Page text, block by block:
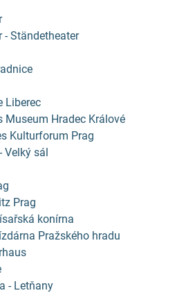
- Ständetheater
Liberec
Museum Hradec Králové
Kulturforum Prag
Velký sál
Prag
konírna
Pražského hradu
- Letňany